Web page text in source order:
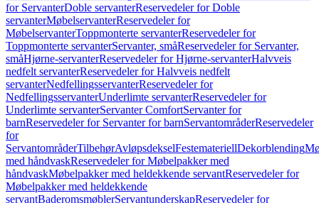
for ServanterDoble servanterReservedeler for Doble
servanterMøbelservanterReservedeler for
MøbelservanterToppmonterte servanterReservedeler for
Toppmonterte servanterServanter, småReservedeler for Servanter,
småHjørne-servanterReservedeler for Hjørne-servanterHalvveis
nedfelt servanterReservedeler for Halvveis nedfelt
servanterNedfellingsservanterReservedeler for
NedfellingsservanterUnderlimte servanterReservedeler for
Underlimte servanterServanter ComfortServanter for
barnReservedeler for Servanter for barnServantområderReservedeler
for
ServantområderTilbehørAvløpsdekselFestemateriellDekorblending
med håndvaskReservedeler for Møbelpakker med
håndvaskMøbelpakker med heldekkende servantReservedeler for
Møbelpakker med heldekkende
servantBaderomsmøblerServantunderskapReservedeler for